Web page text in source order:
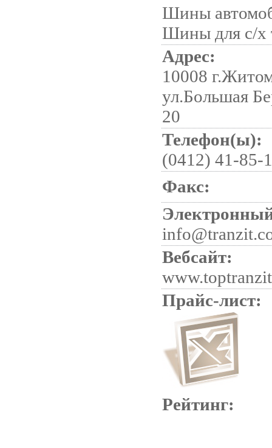
Шины
Шины для с/х
Адрес:
10008
ул.Большая
20
Телефон(ы):
(0412) 41-85-
Факс:
Вебсайт:
Прайс-лист:
Рейтинг: